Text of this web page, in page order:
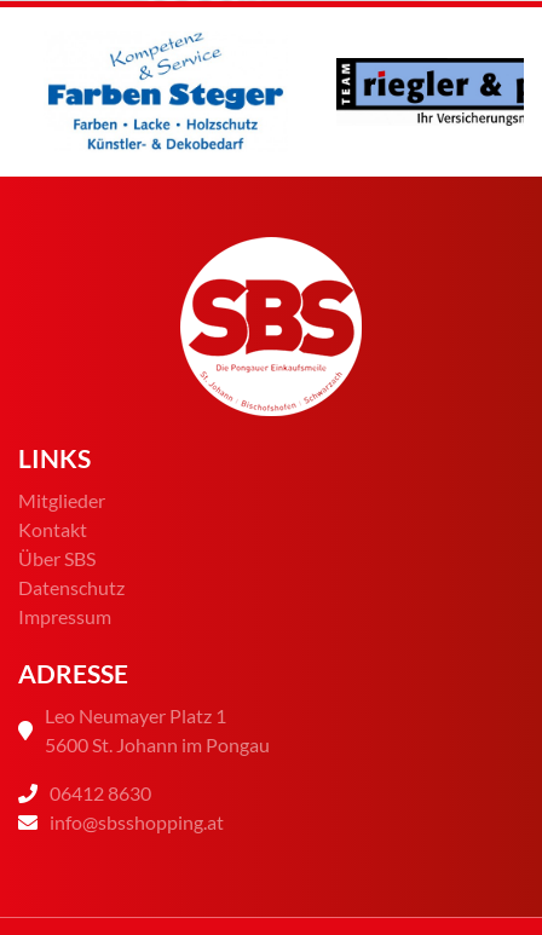
LINKS
Mitglieder
Kontakt
Über SBS
Datenschutz
Impressum
ADRESSE
Leo Neumayer Platz 1
5600 St. Johann im Pongau
06412 8630
info@sbsshopping.at